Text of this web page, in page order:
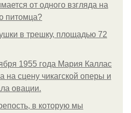
от одного взгляда на
питомца?
в трешку, площадью 72
1955 года Мария Каллас
на сцену чикагской оперы и
овации.
в которую мы